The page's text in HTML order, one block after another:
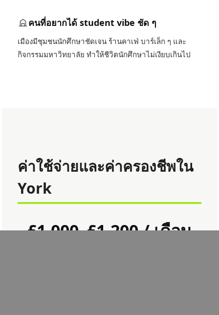
คนที่อยากได้ student vibe ชัด ๆ
เมืองมีชุมชนนักศึกษาชัดเจน ร้านคาเฟ่ บาร์เล็ก ๆ และ
กิจกรรมมหาวิทยาลัย ทำให้ชีวิตนักศึกษาไม่เงียบเกินไป
ค่าใช้จ่ายและค่าครองชีพใน
York
£1,000–£1,200 / เดือน